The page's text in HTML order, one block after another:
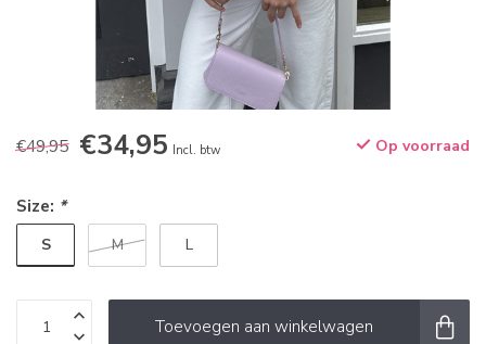
€49,95 €34,95 Incl. btw Op voorraad
Size: *
S M L
Toevoegen aan winkelwagen